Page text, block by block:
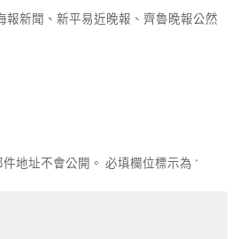
報新聞、新平易近晚報、齊魯晚報公然
地址不會公開。 必填欄位標示為 *